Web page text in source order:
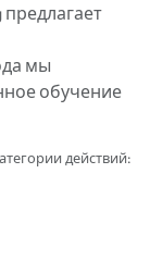
мы
обучение
действий: